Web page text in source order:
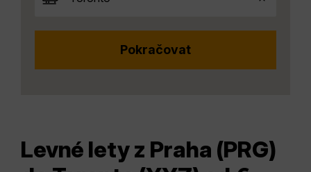
Levné lety z Praha (PRG)